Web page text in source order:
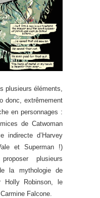
plusieurs éléments,
donc, extrêmement
en personnages :
de Catwoman
indirecte d’Harvey
et Superman !)
plusieurs
la mythologie de
Robinson, le
Falcone.